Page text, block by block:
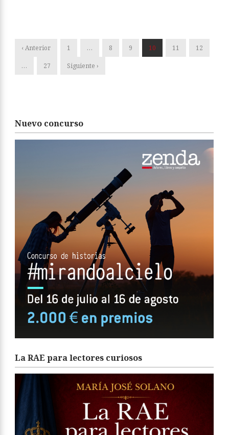
‹ Anterior 1 … 8 9 10 11 12
… 27 Siguiente ›
Nuevo concurso
La RAE para lectores curiosos